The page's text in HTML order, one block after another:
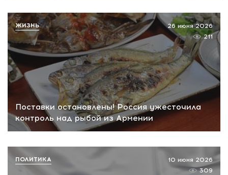
Поставки остановлены! Россия ужесточила
контроль над рыбой из Армении
26 июня 2026
211
ЖИЗНЬ
10 июня 2026
309
ПОЛИТИКА